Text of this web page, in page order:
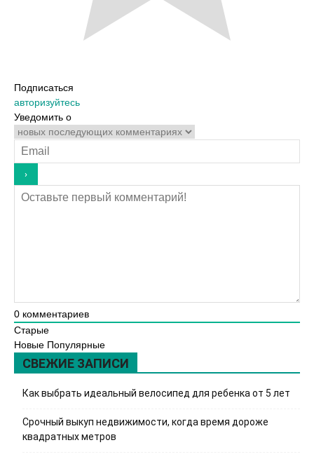
Подписаться
авторизуйтесь
Уведомить о
0 комментариев
Старые
Новые Популярные
СВЕЖИЕ ЗАПИСИ
Как выбрать идеальный велосипед для ребенка от 5 лет
Срочный выкуп недвижимости, когда время дороже
квадратных метров